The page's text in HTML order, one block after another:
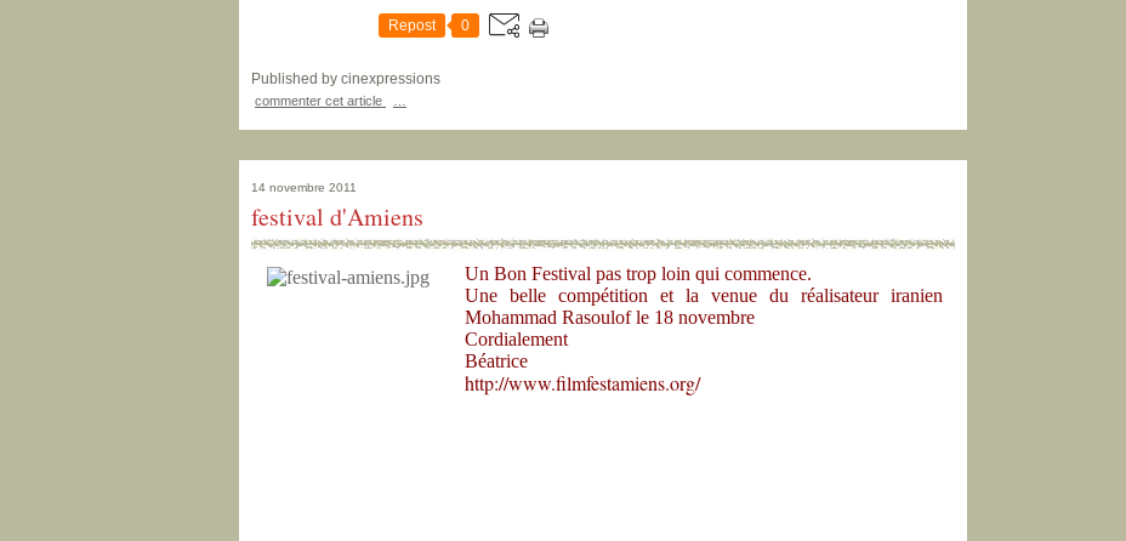
Repost 0
Published by cinexpressions
commenter cet article
14 novembre 2011
festival d'Amiens
Un Bon Festival pas trop loin qui commence.
Une belle compétition et la venue du réalisateur iranien
Mohammad Rasoulof le 18 novembre
Cordialement
Béatrice
http://www.filmfestamiens.org/